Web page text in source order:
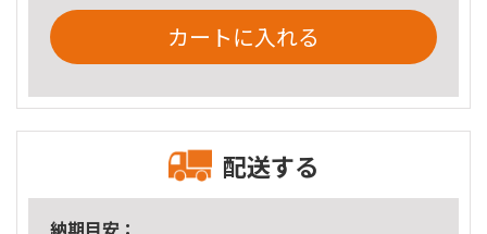
カートに入れる
配送する
納期目安：